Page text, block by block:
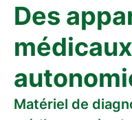
Matériel de
Des